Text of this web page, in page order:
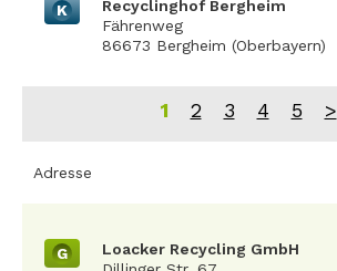
K
Recyclinghof Bergheim
Fährenweg
86673 Bergheim (Oberbayern)
1 2 3 4 5 >
Adresse
G
Loacker Recycling GmbH